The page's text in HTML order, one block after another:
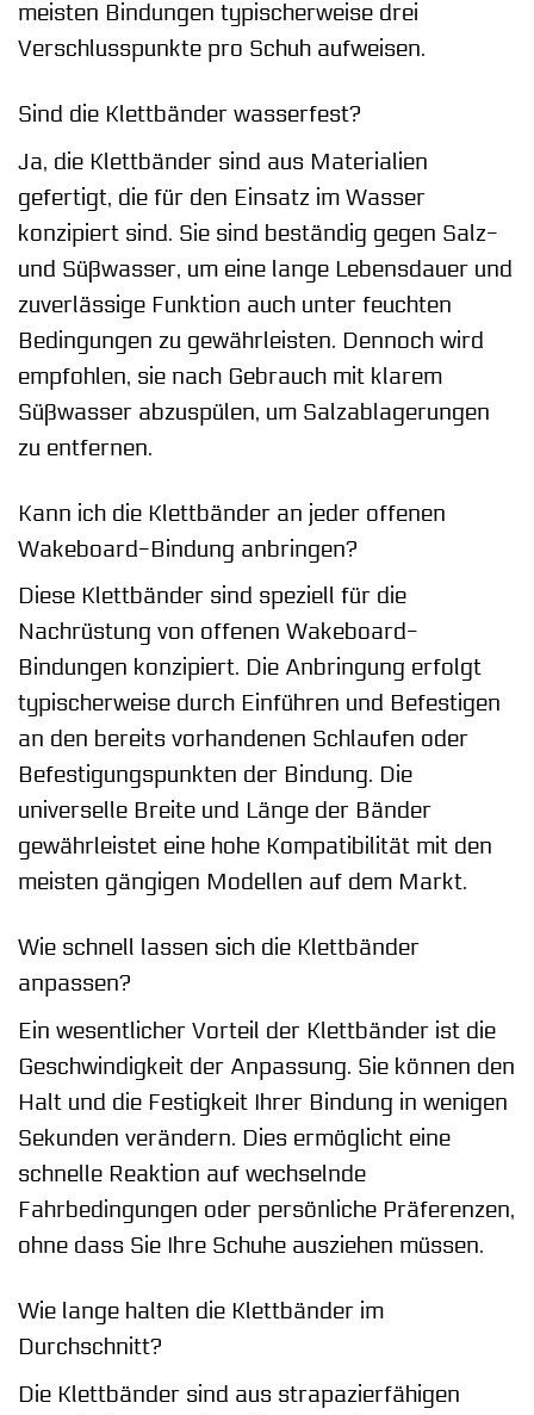
meisten Bindungen typischerweise drei
Verschlusspunkte pro Schuh aufweisen.
Sind die Klettbänder wasserfest?
Ja, die Klettbänder sind aus Materialien
gefertigt, die für den Einsatz im Wasser
konzipiert sind. Sie sind beständig gegen Salz-
und Süßwasser, um eine lange Lebensdauer und
zuverlässige Funktion auch unter feuchten
Bedingungen zu gewährleisten. Dennoch wird
empfohlen, sie nach Gebrauch mit klarem
Süßwasser abzuspülen, um Salzablagerungen
zu entfernen.
Kann ich die Klettbänder an jeder offenen
Wakeboard-Bindung anbringen?
Diese Klettbänder sind speziell für die
Nachrüstung von offenen Wakeboard-
Bindungen konzipiert. Die Anbringung erfolgt
typischerweise durch Einführen und Befestigen
an den bereits vorhandenen Schlaufen oder
Befestigungspunkten der Bindung. Die
universelle Breite und Länge der Bänder
gewährleistet eine hohe Kompatibilität mit den
meisten gängigen Modellen auf dem Markt.
Wie schnell lassen sich die Klettbänder
anpassen?
Ein wesentlicher Vorteil der Klettbänder ist die
Geschwindigkeit der Anpassung. Sie können den
Halt und die Festigkeit Ihrer Bindung in wenigen
Sekunden verändern. Dies ermöglicht eine
schnelle Reaktion auf wechselnde
Fahrbedingungen oder persönliche Präferenzen,
ohne dass Sie Ihre Schuhe ausziehen müssen.
Wie lange halten die Klettbänder im
Durchschnitt?
Die Klettbänder sind aus strapazierfähigen